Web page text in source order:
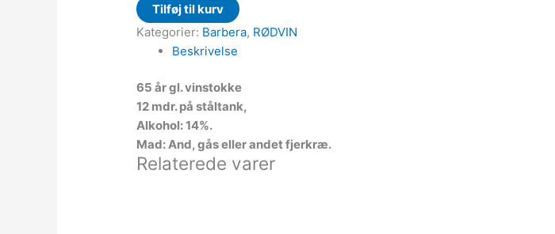
Tilføj til kurv
Kategorier: Barbera, RØDVIN
Beskrivelse
65 år gl. vinstokke
12 mdr. på ståltank,
Alkohol: 14%.
Mad: And, gås eller andet fjerkræ.
Relaterede varer